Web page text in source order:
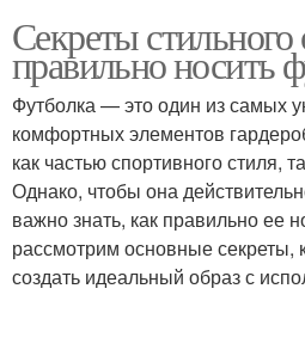
Секреты стильного
правильно носить
Футболка — это один из самых
комфортных элементов
как частью спортивного стиля,
Однако, чтобы она
важно знать, как правильно ее
рассмотрим основные секреты,
создать идеальный образ с